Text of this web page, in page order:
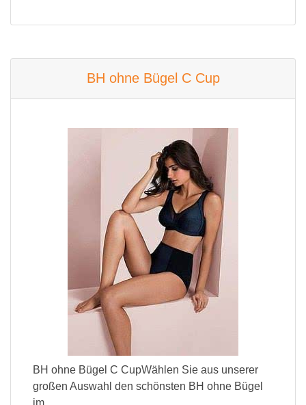
BH ohne Bügel C Cup
BH ohne Bügel C CupWählen Sie aus unserer
großen Auswahl den schönsten BH ohne Bügel
im...